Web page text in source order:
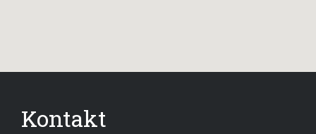
Kontakt